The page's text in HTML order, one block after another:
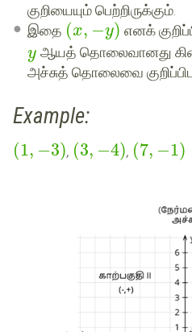
குறியையும் பெற்றிருக்கும்.
இதை (x, −y) எனக்
y ஆயத் தொலைவானது
அச்சுத் தொலைவை
Example:
(1, −3), (3, −4), (7, −1)